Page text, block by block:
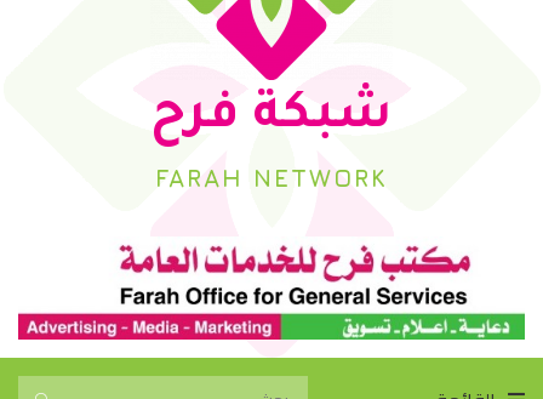
شبكة فرح
FARAH NETWORK